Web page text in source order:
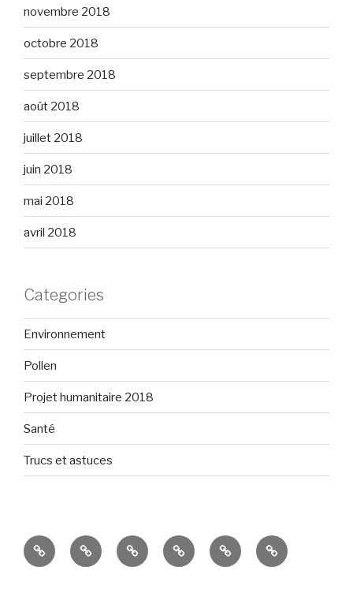
novembre 2018
octobre 2018
septembre 2018
août 2018
juillet 2018
juin 2018
mai 2018
avril 2018
Categories
Environnement
Pollen
Projet humanitaire 2018
Santé
Trucs et astuces
Présentation
Projet
humanitaire
Environnement
Santé
Trucs
et
Voir
la